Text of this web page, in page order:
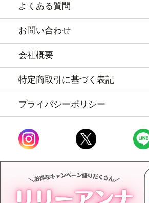
よくある質問
お問い合わせ
会社概要
特定商取引に基づく表記
プライバシーポリシー